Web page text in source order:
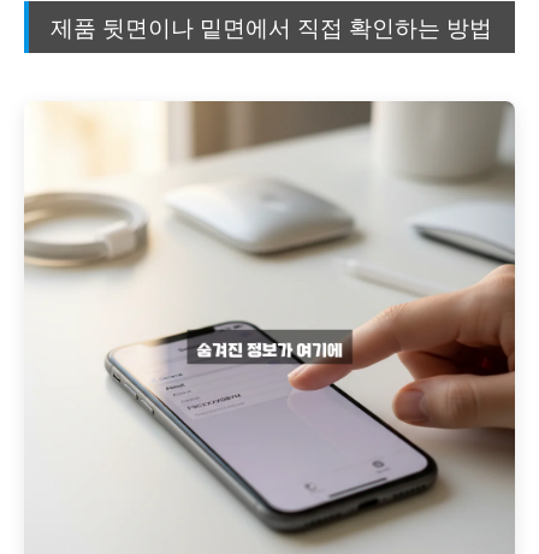
제품 뒷면이나 밑면에서 직접 확인하는 방법